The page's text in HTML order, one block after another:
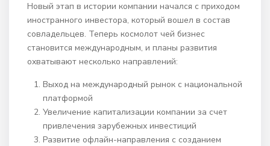
Новый этап в истории компании начался с приходом
иностранного инвестора, который вошел в состав
совладельцев. Теперь космолот чей бизнес
становится международным, и планы развития
охватывают несколько направлений:
Выход на международный рынок с национальной
платформой
Увеличение капитализации компании за счет
привлечения зарубежных инвестиций
Развитие офлайн-направления с созданием